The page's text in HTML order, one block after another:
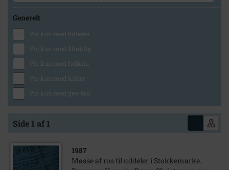
Generelt
Vis kun med billeder
Vis kun med filmklip
Vis kun med lydklip
Vis kun med kilder
Vis kun med geo-tag
Side 1 af 1
1987
Masse af ros til uddeler i Stokkemarke.